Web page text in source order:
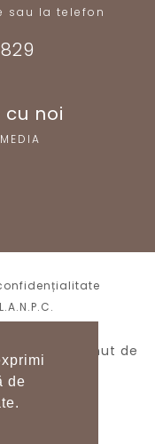
sau la telefon
noi
A.N.P.C.
Menținut de
de